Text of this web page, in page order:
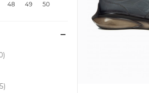
48 49 50